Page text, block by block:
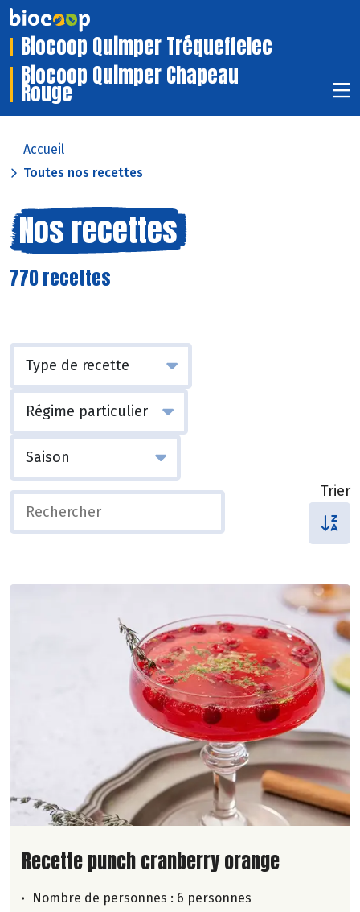
Biocoop Quimper Tréqueffelec
Biocoop Quimper Chapeau
Rouge
Accueil
Toutes nos recettes
Nos recettes
770 recettes
Trier
Lire la suite de la recette
Recette punch cranberry orange
Nombre de personnes : 6 personnes